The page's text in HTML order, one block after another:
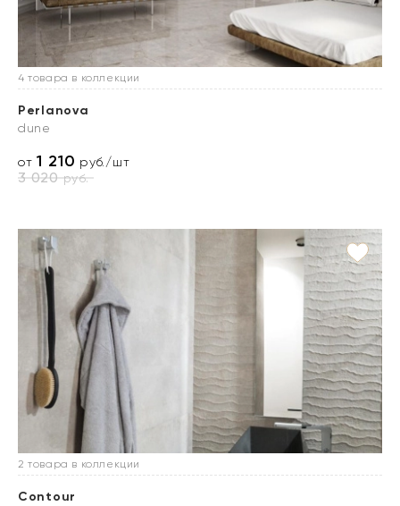
4 товара в коллекции
Perlanova
dune
от1 210 руб./шт
3 020руб.
2 товара в коллекции
Contour